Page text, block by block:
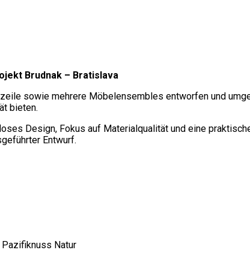
Brudnak – Bratislava
sowie mehrere Möbelensembles entworfen und
bieten.
Design, Fokus auf Materialqualität und eine
Entwurf.
Natur